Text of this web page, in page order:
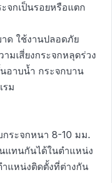
จกเป็นรอยหรือแตก
าด ใช้งานปลอดภัย
มเสี่ยงกระจกหลุดร่วง
อาบน้ำ กระจกบาน
รม
กระจกหนา 8-10 มม.
แทนกันได้ในตำแหน่ง
แหน่งติดตั้งที่ต่างกัน